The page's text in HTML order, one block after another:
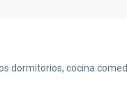
dormitorios, cocina